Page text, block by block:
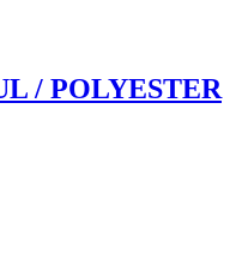
/ POLYESTER